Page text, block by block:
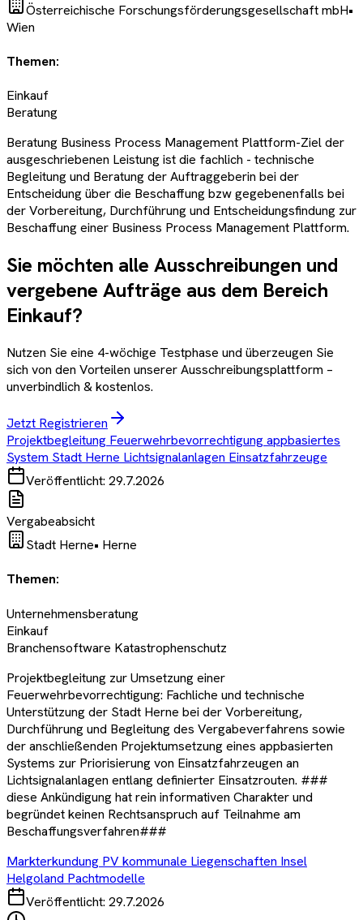
Österreichische Forschungsförderungsgesellschaft mbH•
Wien
Themen:
Einkauf
Beratung
Beratung Business Process Management Plattform-Ziel der
ausgeschriebenen Leistung ist die fachlich - technische
Begleitung und Beratung der Auftraggeberin bei der
Entscheidung über die Beschaffung bzw gegebenenfalls bei
der Vorbereitung, Durchführung und Entscheidungsfindung zur
Beschaffung einer Business Process Management Plattform.
Sie möchten alle Ausschreibungen und
vergebene Aufträge aus dem Bereich
Einkauf?
Nutzen Sie eine 4-wöchige Testphase und überzeugen Sie
sich von den Vorteilen unserer Ausschreibungsplattform –
unverbindlich & kostenlos.
Jetzt Registrieren
Projektbegleitung Feuerwehrbevorrechtigung appbasiertes
System Stadt Herne Lichtsignalanlagen Einsatzfahrzeuge
Veröffentlicht: 29.7.2026
Vergabeabsicht
Stadt Herne• Herne
Themen:
Unternehmensberatung
Einkauf
Branchensoftware Katastrophenschutz
Projektbegleitung zur Umsetzung einer
Feuerwehrbevorrechtigung: Fachliche und technische
Unterstützung der Stadt Herne bei der Vorbereitung,
Durchführung und Begleitung des Vergabeverfahrens sowie
der anschließenden Projektumsetzung eines appbasierten
Systems zur Priorisierung von Einsatzfahrzeugen an
Lichtsignalanlagen entlang definierter Einsatzrouten. ###
diese Ankündigung hat rein informativen Charakter und
begründet keinen Rechtsanspruch auf Teilnahme am
Beschaffungsverfahren###
Markterkundung PV kommunale Liegenschaften Insel
Helgoland Pachtmodelle
Veröffentlicht: 29.7.2026